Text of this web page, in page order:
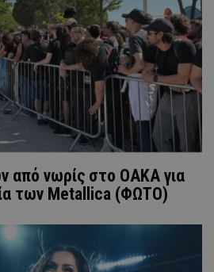
από νωρίς στο ΟΑΚΑ για
των Metallica (ΦΩΤΟ)